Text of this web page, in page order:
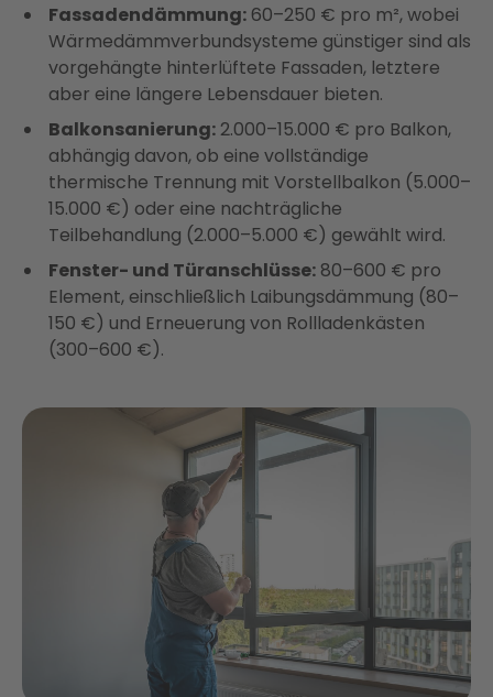
Fassadendämmung: 60–250 € pro m², wobei
Wärmedämmverbundsysteme günstiger sind als
vorgehängte hinterlüftete Fassaden, letztere
aber eine längere Lebensdauer bieten.
Balkonsanierung: 2.000–15.000 € pro Balkon,
abhängig davon, ob eine vollständige
thermische Trennung mit Vorstellbalkon (5.000–
15.000 €) oder eine nachträgliche
Teilbehandlung (2.000–5.000 €) gewählt wird.
Fenster- und Türanschlüsse: 80–600 € pro
Element, einschließlich Laibungsdämmung (80–
150 €) und Erneuerung von Rollladenkästen
(300–600 €).